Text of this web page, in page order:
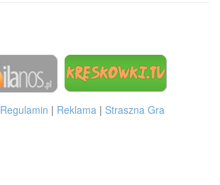
Regulamin | Reklama | Straszna Gra